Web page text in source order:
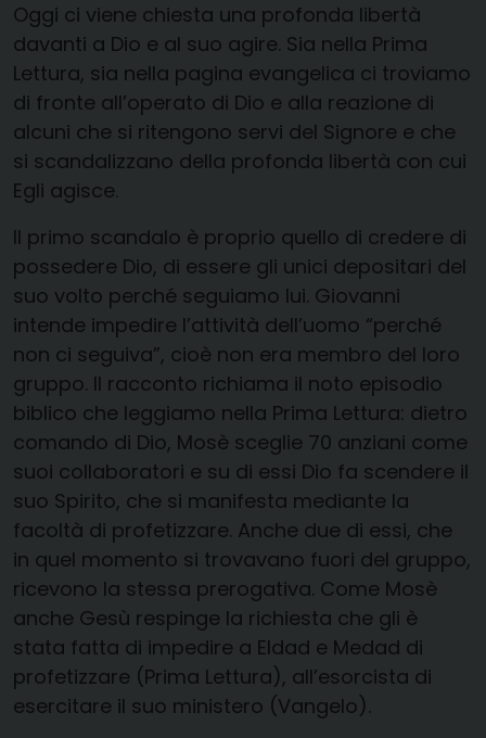
Oggi ci viene chiesta una profonda libertà
davanti a Dio e al suo agire. Sia nella Prima
Lettura, sia nella pagina evangelica ci troviamo
di fronte all’operato di Dio e alla reazione di
alcuni che si ritengono servi del Signore e che
si scandalizzano della profonda libertà con cui
Egli agisce.
Il primo scandalo è proprio quello di credere di
possedere Dio, di essere gli unici depositari del
suo volto perché seguiamo lui. Giovanni
intende impedire l’attività dell’uomo “perché
non ci seguiva”, cioè non era membro del loro
gruppo. Il racconto richiama il noto episodio
biblico che leggiamo nella Prima Lettura: dietro
comando di Dio, Mosè sceglie 70 anziani come
suoi collaboratori e su di essi Dio fa scendere il
suo Spirito, che si manifesta mediante la
facoltà di profetizzare. Anche due di essi, che
in quel momento si trovavano fuori del gruppo,
ricevono la stessa prerogativa. Come Mosè
anche Gesù respinge la richiesta che gli è
stata fatta di impedire a Eldad e Medad di
profetizzare (Prima Lettura), all’esorcista di
esercitare il suo ministero (Vangelo).